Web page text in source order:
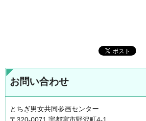
お問い合わせ
とちぎ男女共同参画センター